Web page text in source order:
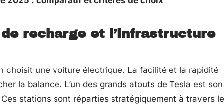
recharge et l’infrastructure
choisit une voiture électrique. La facilité et la rapidité
la balance. L’un des grands atouts de Tesla est son
stations sont réparties stratégiquement à travers le